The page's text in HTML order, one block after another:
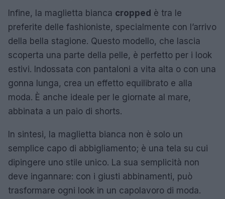
Infine, la maglietta bianca cropped è tra le
preferite delle fashioniste, specialmente con l’arrivo
della bella stagione. Questo modello, che lascia
scoperta una parte della pelle, è perfetto per i look
estivi. Indossata con pantaloni a vita alta o con una
gonna lunga, crea un effetto equilibrato e alla
moda. È anche ideale per le giornate al mare,
abbinata a un paio di shorts.
In sintesi, la maglietta bianca non è solo un
semplice capo di abbigliamento; è una tela su cui
dipingere uno stile unico. La sua semplicità non
deve ingannare: con i giusti abbinamenti, può
trasformare ogni look in un capolavoro di moda.